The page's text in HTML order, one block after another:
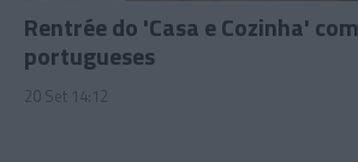
Rentrée do 'Casa e Cozinha'
portugueses
20 Set 14:12